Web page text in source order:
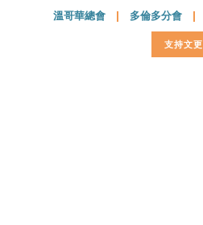
溫哥華總會 | 多倫多分會 |
支持文更